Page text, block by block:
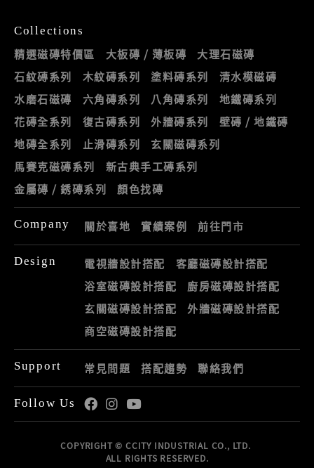
Collections
精選磁磚特價區 大板磚 / 薄板磚
大理石磁磚
石紋磚系列
木紋磚系列 塗料磚系列
清水模磁磚
水磨石磁磚
六角磚系列 八角磚系列
地鐵磚系列
花磚全系列
復古磚系列 外牆磚系列
壁磚 / 地鐵磚
地磚全系列
止滑磚系列
玄關磁磚系列
馬賽克磁磚系列
新古典手工磚系列
金屬磚 / 銹磚系列
顏色找磚
Company 關於喜地 實績案例 前往門市
Design 電視牆設計搭配
客廳磁磚設計搭配
浴室磁磚設計搭配
廚房磁磚設計搭配
玄關磁磚設計搭配
外牆磁磚設計搭配
商空磁磚設計搭配
Support 常見問題 搭配趨勢 聯絡我們
Follow Us
COPYRIGHT © CCITY INDUSTRIAL CO., LTD.
ALL RIGHTS RESERVED.